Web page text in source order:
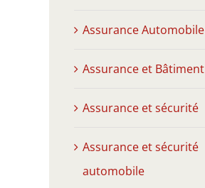
Assurance Automobile
Assurance et Bâtiment
Assurance et sécurité
Assurance et sécurité
automobile